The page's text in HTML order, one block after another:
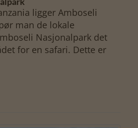
ligger Amboseli
man de lokale
Nasjonalpark det
for en safari. Dette er